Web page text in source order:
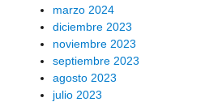
marzo 2024
diciembre 2023
noviembre 2023
septiembre 2023
agosto 2023
julio 2023